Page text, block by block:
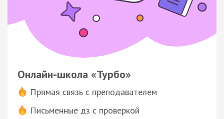
Онлайн-школа «Турбо»
Прямая связь с преподавателем
Письменные дз с проверкой